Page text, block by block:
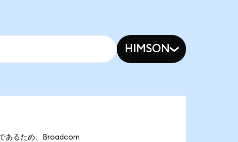
HIMSON
あるため、Broadcom